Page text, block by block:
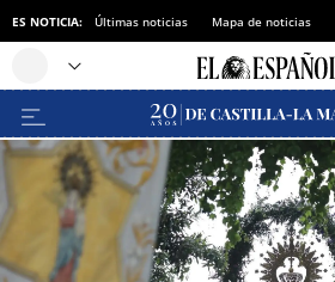
ES NOTICIA: Últimas noticias Mapa de noticias